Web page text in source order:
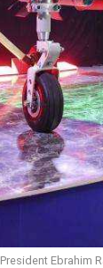
President Ebrahim